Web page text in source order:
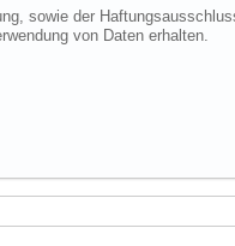
sowie der
von Daten erhalten.